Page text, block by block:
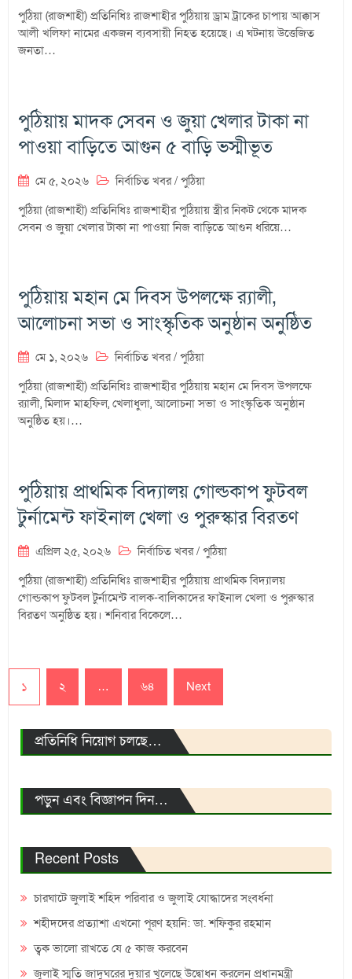
পুঠিয়া (রাজশাহী) প্রতিনিধিঃ ‎রাজশাহীর পুঠিয়ায় ড্রাম ট্রাকের চাপায় আক্কাস
আলী খলিফা নামের একজন ব্যবসায়ী নিহত হয়েছে। এ ঘটনায় উত্তেজিত
জনতা…
পুঠিয়ায় মাদক সেবন ও জুয়া খেলার টাকা না
পাওয়া বাড়িতে আগুন ৫ বাড়ি ভস্মীভূত
মে ৫, ২০২৬ নির্বাচিত খবর/পুঠিয়া
পুঠিয়া (রাজশাহী) প্রতিনিধিঃ রাজশাহীর পুঠিয়ায় স্ত্রীর নিকট থেকে মাদক
সেবন ও জুয়া খেলার টাকা না পাওয়া নিজ বাড়িতে আগুন ধরিয়ে…
পুঠিয়ায় মহান মে দিবস উপলক্ষে র‌্যালী,
আলোচনা সভা ও সাংস্কৃতিক অনুষ্ঠান অনুষ্ঠিত
মে ১, ২০২৬ নির্বাচিত খবর/পুঠিয়া
পুঠিয়া (রাজশাহী) প্রতিনিধিঃ রাজশাহীর পুঠিয়ায় মহান মে দিবস উপলক্ষে
র‌্যালী, মিলাদ মাহফিল, খেলাধুলা, আলোচনা সভা ও সাংস্কৃতিক অনুষ্ঠান
অনুষ্ঠিত হয়।…
পুঠিয়ায় প্রাথমিক বিদ্যালয় গোল্ডকাপ ফুটবল
টুর্নামেন্ট ফাইনাল খেলা ও পুরুস্কার বিরতণ
এপ্রিল ২৫, ২০২৬ নির্বাচিত খবর/পুঠিয়া
পুঠিয়া (রাজশাহী) প্রতিনিধিঃ রাজশাহীর পুঠিয়ায় প্রাথমিক বিদ্যালয়
গোল্ডকাপ ফুটবল টুর্নামেন্ট বালক-বালিকাদের ফাইনাল খেলা ও পুরুস্কার
বিরতণ অনুষ্ঠিত হয়। শনিবার বিকেলে…
Posts
pagination
১ ২ … ৬৪ Next
প্রতিনিধি নিয়োগ চলছে…
পড়ুন এবং বিজ্ঞাপন দিন…
Recent Posts
চারঘাটে জুলাই শহিদ পরিবার ও জুলাই যোদ্ধাদের সংবর্ধনা
শহীদদের প্রত্যাশা এখনো পূরণ হয়নি: ডা. শফিকুর রহমান
ত্বক ভালো রাখতে যে ৫ কাজ করবেন
জুলাই স্মৃতি জাদুঘরের দুয়ার খুলেছে উদ্বোধন করলেন প্রধানমন্ত্রী